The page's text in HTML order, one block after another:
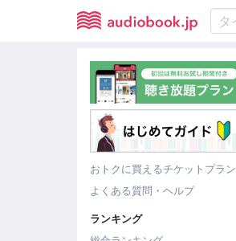
おトクに買えるチケットプラン
よくある質問・ヘルプ
ランキング